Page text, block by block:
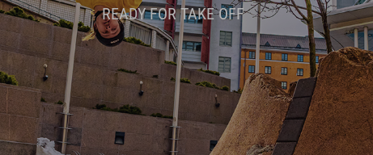
READY FOR TAKE OFF